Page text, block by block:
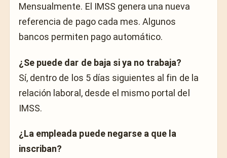
Mensualmente. El IMSS genera una nueva
referencia de pago cada mes. Algunos
bancos permiten pago automático.
¿Se puede dar de baja si ya no trabaja?
Sí, dentro de los 5 días siguientes al fin de la
relación laboral, desde el mismo portal del
IMSS.
¿La empleada puede negarse a que la
inscriban?